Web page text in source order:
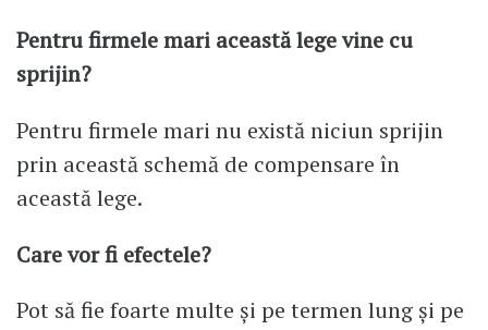
Pentru firmele mari această lege vine cu
sprijin?
Pentru firmele mari nu există niciun sprijin
prin această schemă de compensare în
această lege.
Care vor fi efectele?
Pot să fie foarte multe și pe termen lung și pe